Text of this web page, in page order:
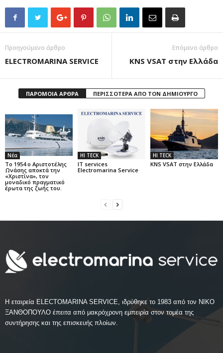
Προηγούμενο άρθρο
ELECTROMARINA SERVICE
Επόμενο άρθρο
KNS VSAT στην Ελλάδα
ΠΑΡΟΜΟΙΑ ΑΡΘΡΑ ΠΕΡΙΣΣΟΤΕΡΑ ΑΠΟ ΤΟΝ ΔΗΜΙΟΥΡΓΟ
Νέα
Το 1954 ο Αριστοτέλης
Ωνάσης αποκτά την
«Χριστίνα», τον
μοναδικό πραγματικό
έρωτα της ζωής του.
HI TECK
IT services
Electromarina Service
HI TECK
KNS VSAT στην Ελλάδα
Η εταιρεία ELECTOMARINA SERVICE, ιδρύθηκε το 1983 από τον ΝΙΚΟ
ΞΑΝΘΟΠΟΥΛΟ έπειτα από μακρόχρονη εμπειρία στον τομέα της
συντήρησης και της επισκευής πλοίων.